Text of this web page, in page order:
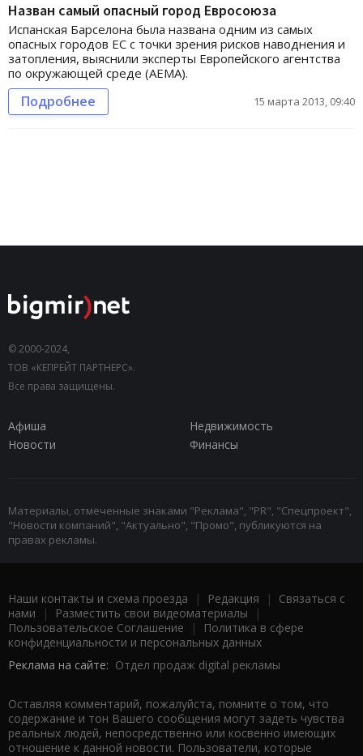
Назван самый опасный город Евросоюза
Испанская Барселона была названа одним из самых
опасных городов ЕС с точки зрения рисков наводнения и
затопления, выяснили эксперты Европейского агентства
по окружающей среде (AEMA).
Подробнее 15 марта 2013, 09:40
© 2000-2024,
ТОВ «КЕПРЕЙТ ПАРТНЕРС».
Все права защищены.
Афиша
Недвижимость
Новости
Финансы
Материалы, отмеченные знаками "Реклама", "PR", "Спецпроект",
"Новости компаний", "Актуально", "Промо", публикуются на
правах рекламы.
Наши контакты и схема проезда | Редакция | Связаться с
нами | Разместить свои видеоматериалы |
Пользовательское Соглашение |
Политика в сфере
конфиденциальности и персональных данных
Реклама на сайте: Отдел продаж digital рекламы
Оставляя комментарий, пожалуйста, помните о том, что
содержание и тон Вашего сообщения могут задеть чувства
реальных людей, непосредственно или косвенно имеющих
отношение к данной новости. Пользователи, которые